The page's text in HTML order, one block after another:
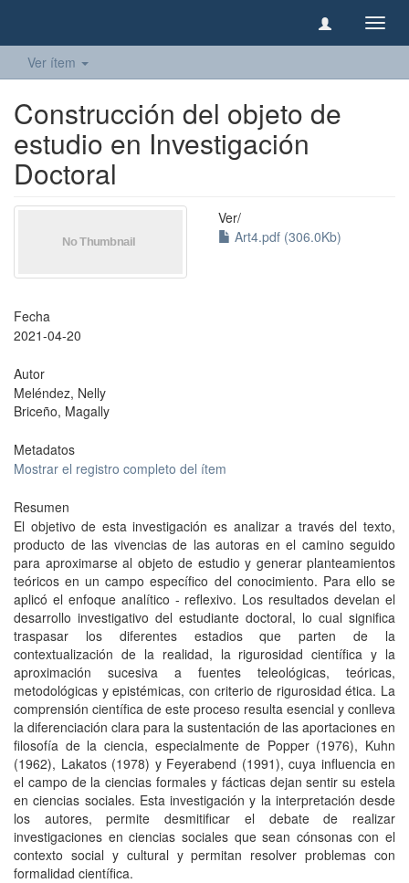
Ver ítem
Construcción del objeto de
estudio en Investigación
Doctoral
Ver/
Art4.pdf (306.0Kb)
Fecha
2021-04-20
Autor
Meléndez, Nelly
Briceño, Magally
Metadatos
Mostrar el registro completo del ítem
Resumen
El objetivo de esta investigación es analizar a través del texto,
producto de las vivencias de las autoras en el camino seguido
para aproximarse al objeto de estudio y generar planteamientos
teóricos en un campo específico del conocimiento. Para ello se
aplicó el enfoque analítico - reflexivo. Los resultados develan el
desarrollo investigativo del estudiante doctoral, lo cual significa
traspasar los diferentes estadios que parten de la
contextualización de la realidad, la rigurosidad científica y la
aproximación sucesiva a fuentes teleológicas, teóricas,
metodológicas y epistémicas, con criterio de rigurosidad ética. La
comprensión científica de este proceso resulta esencial y conlleva
la diferenciación clara para la sustentación de las aportaciones en
filosofía de la ciencia, especialmente de Popper (1976), Kuhn
(1962), Lakatos (1978) y Feyerabend (1991), cuya influencia en
el campo de la ciencias formales y fácticas dejan sentir su estela
en ciencias sociales. Esta investigación y la interpretación desde
los autores, permite desmitificar el debate de realizar
investigaciones en ciencias sociales que sean cónsonas con el
contexto social y cultural y permitan resolver problemas con
formalidad científica.